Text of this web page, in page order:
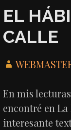
EL
CALLE
En mis
encontré en La
interesante